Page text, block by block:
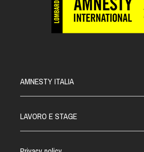
AMNESTY ITALIA
LAVORO E STAGE